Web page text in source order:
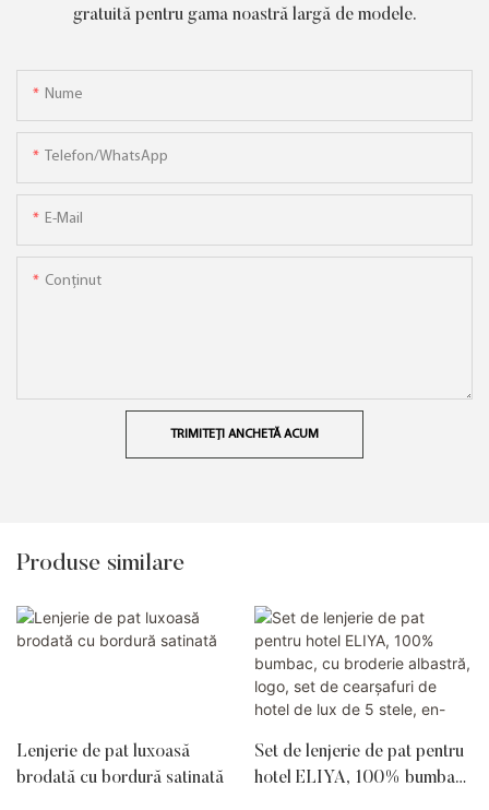
gratuită pentru gama noastră largă de modele.
Nume
Telefon/WhatsApp
E-Mail
Conţinut
TRIMITEȚI ANCHETĂ ACUM
Produse similare
Lenjerie de pat luxoasă
brodată cu bordură satinată
Set de lenjerie de pat pentru
hotel ELIYA, 100% bumbac,